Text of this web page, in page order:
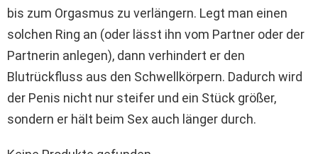
bis zum Orgasmus zu verlängern. Legt man einen
solchen Ring an (oder lässt ihn vom Partner oder der
Partnerin anlegen), dann verhindert er den
Blutrückfluss aus den Schwellkörpern. Dadurch wird
der Penis nicht nur steifer und ein Stück größer,
sondern er hält beim Sex auch länger durch.